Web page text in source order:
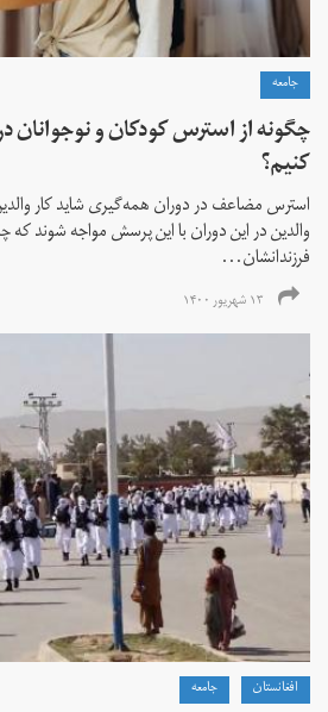
جامعه
چگونه از استرس کودکان و
کنیم؟
استرس مضاعف در دوران همه‌گیری شاید کار
والدین در این دوران با این پرسش مواجه شوند
فرزندانشان...
۱۳ شهریور ۱۴۰۰
افغانستان جامعه